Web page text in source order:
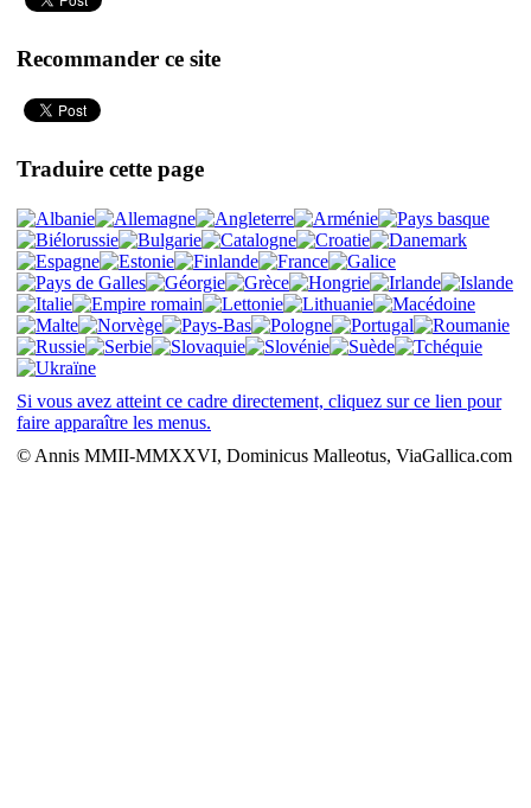
Recommander ce site
Traduire cette page
Si vous avez atteint ce cadre directement, cliquez sur ce lien pour
faire apparaître les menus.
© Annis MMII-MMXXVI, Dominicus Malleotus, ViaGallica.com